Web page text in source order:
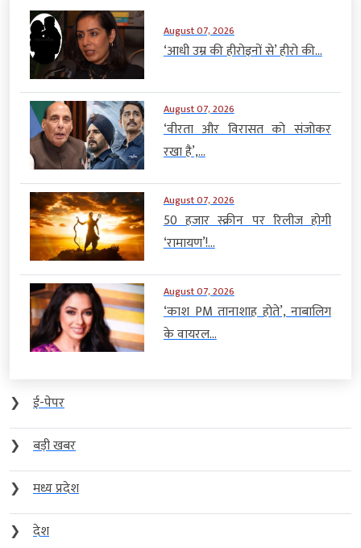
August 07, 2026
‘आधी उम्र की हीरोइनों से’ हीरो की...
August 07, 2026
‘वीरता और विरासत को संजोकर
रखा है’,...
August 07, 2026
50 हजार स्क्रीन पर रिलीज होगी
‘रामायण’!...
August 07, 2026
‘काश PM तानाशाह होते’, नाबालिग
के वायरल...
❯
ई-पेपर
❯
बड़ी खबर
❯
मध्य प्रदेश
❯
देश